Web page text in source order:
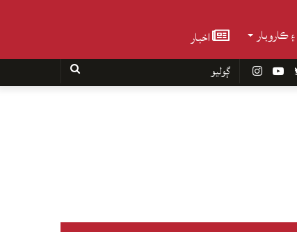
ڪاروبار اخبار
InstagramYouTube Twitter